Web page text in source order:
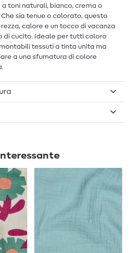
toni naturali, bianco, crema o
sia tenue o colorato, questo
calore e un tocco di vacanza
di cucito. Ideale per tutti coloro
tessuti a tinta unita ma
a una sfumatura di colore